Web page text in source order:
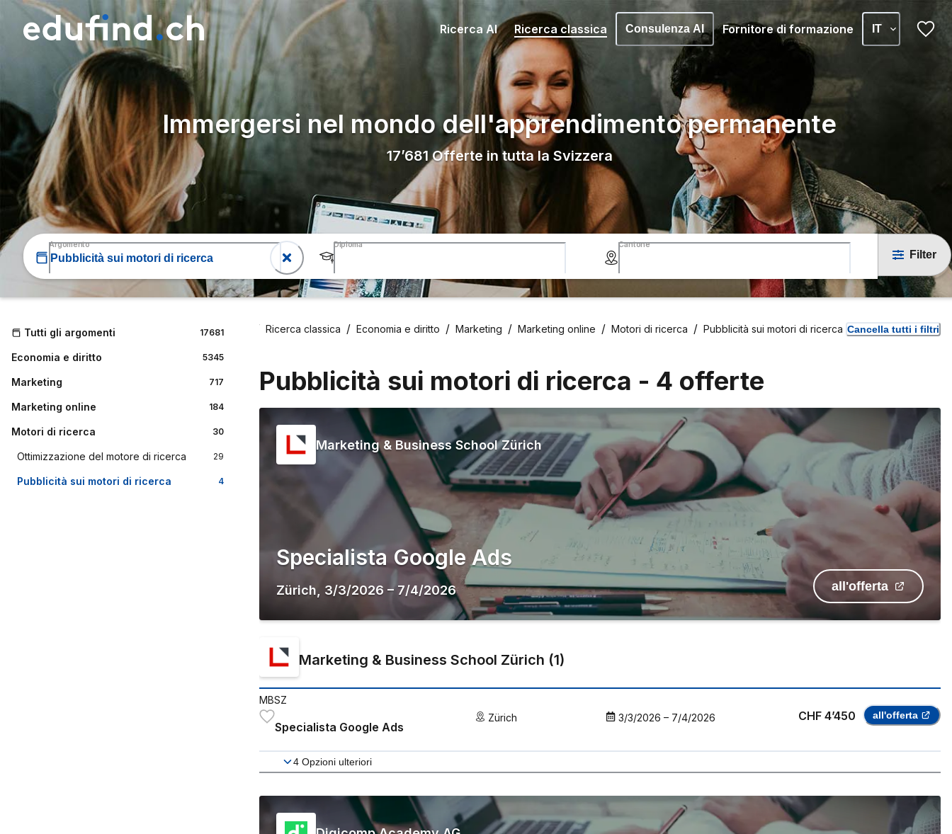
Ricerca AI Ricerca classica Consulenza AI Fornitore di formazione IT
Immergersi nel mondo dell'apprendimento permanente
17’681 Offerte in tutta la Svizzera
Argomento Diploma Cantone
Filter
Tutti gli argomenti 17681
Economia e diritto 5345
Marketing 717
Marketing online 184
Motori di ricerca 30
Ottimizzazione del motore di ricerca 29
Pubblicità sui motori di ricerca 4
Home Ricerca classica Economia e diritto Marketing Marketing online Motori di ricerca Pubblicità sui motori di ricerca Cancella tutti i filtri
Pubblicità sui motori di ricerca - 4 offerte
Marketing & Business School Zürich
Specialista Google Ads
Zürich 3/3/2026 –7/4/2026 all'offerta
Marketing & Business School Zürich (1)
MBSZ
Specialista Google Ads
Zürich 3/3/2026 – 7/4/2026 CHF 4’450 all'offerta
4 Opzioni ulteriori